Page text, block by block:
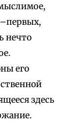
нечто
его
здесь